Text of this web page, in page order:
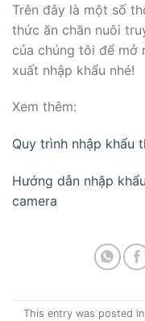
Trên đây là một số
thức ăn chăn nuôi
của chúng tôi để mở
xuất nhập khẩu nhé!
Xem thêm:
Quy trình nhập khẩu
Hướng dẫn nhập
camera
This entry was posted in